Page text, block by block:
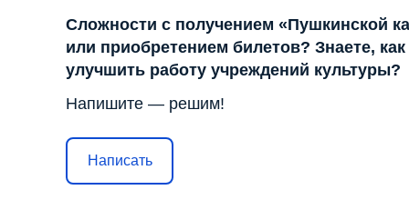
Сложности с получением «Пушкинской
или приобретением билетов? Знаете, как
улучшить работу учреждений культуры?
Напишите — решим!
Написать